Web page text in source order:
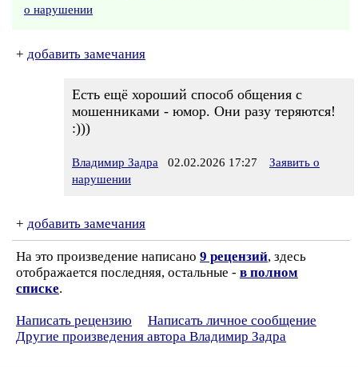
о нарушении
+ добавить замечания
Есть ещё хороший способ общения с
мошенниками - юмор. Они разу теряются!
:)))
Владимир Задра 02.02.2026 17:27
Заявить о
нарушении
+ добавить замечания
На это произведение написано 9 рецензий, здесь
отображается последняя, остальные - в полном
списке.
Написать рецензию
Написать личное сообщение
Другие произведения автора Владимир Задра